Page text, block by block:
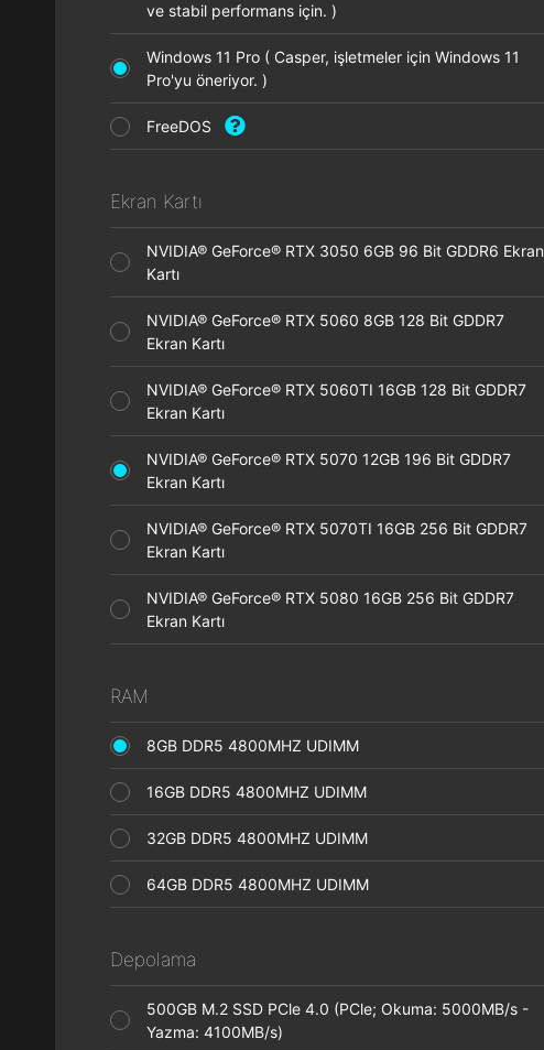
ve stabil performans için. )
Windows 11 Pro ( Casper, işletmeler için Windows 11
Pro'yu öneriyor. )
FreeDOS
Ekran Kartı
NVIDIA® GeForce® RTX 3050 6GB 96 Bit GDDR6 Ekran
Kartı
NVIDIA® GeForce® RTX 5060 8GB 128 Bit GDDR7
Ekran Kartı
NVIDIA® GeForce® RTX 5060TI 16GB 128 Bit GDDR7
Ekran Kartı
NVIDIA® GeForce® RTX 5070 12GB 196 Bit GDDR7
Ekran Kartı
NVIDIA® GeForce® RTX 5070TI 16GB 256 Bit GDDR7
Ekran Kartı
NVIDIA® GeForce® RTX 5080 16GB 256 Bit GDDR7
Ekran Kartı
RAM
8GB DDR5 4800MHZ UDIMM
16GB DDR5 4800MHZ UDIMM
32GB DDR5 4800MHZ UDIMM
64GB DDR5 4800MHZ UDIMM
Depolama
500GB M.2 SSD PCle 4.0 (PCle; Okuma: 5000MB/s -
Yazma: 4100MB/s)